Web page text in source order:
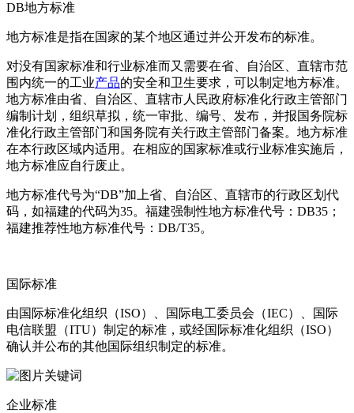
DB地方标准
地方标准是指在国家的某个地区通过并公开发布的标准。
对没有国家标准和行业标准而又需要在省、自治区、直辖市范
围内统一的工业产品的安全和卫生要求，可以制定地方标准。
地方标准由省、自治区、直辖市人民政府标准化行政主管部门
编制计划，组织草拟，统一审批、编号、发布，并报国务院标
准化行政主管部门和国务院有关行政主管部门备案。地方标准
在本行政区域内适用。在相应的国家标准或行业标准实施后，
地方标准应自行废止。
地方标准代号为“DB”加上省、自治区、直辖市的行政区划代
码，如福建的代码为35。福建强制性地方标准代号：DB35；
福建推荐性地方标准代号：DB/T35。
国际标准
由国际标准化组织（ISO）、国际电工委员会（IEC）、国际
电信联盟（ITU）制定的标准，或经国际标准化组织（ISO）
确认并公布的其他国际组织制定的标准。
企业标准